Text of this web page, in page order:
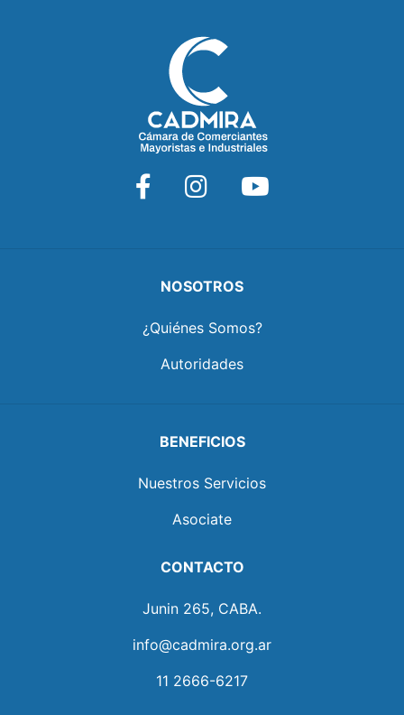
NOSOTROS
¿Quiénes Somos?
Autoridades
BENEFICIOS
Nuestros Servicios
Asociate
CONTACTO
Junin 265, CABA.
info@cadmira.org.ar
11 2666-6217